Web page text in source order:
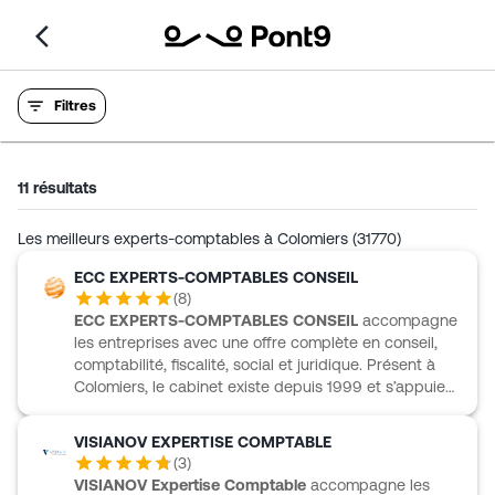
Filtres
11 résultats
Les meilleurs experts-comptables à Colomiers (31770)
ECC EXPERTS-COMPTABLES CONSEIL
(8)
ECC EXPERTS-COMPTABLES CONSEIL accompagne
les entreprises avec une offre complète en conseil,
comptabilité, fiscalité, social et juridique. Présent à
Colomiers, le cabinet existe depuis 1999 et s’appuie
organisation permet de proposer un
accompagnement adapté aux problématiques de
VISIANOV EXPERTISE COMPTABLE
(3)
VISIANOV Expertise Comptable accompagne les